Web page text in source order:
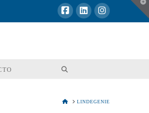
HOMELINDEGENIE